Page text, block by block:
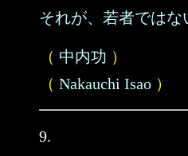
それが、若者ではな
（ 中内功 ）
（ Nakauchi Isao ）
9.